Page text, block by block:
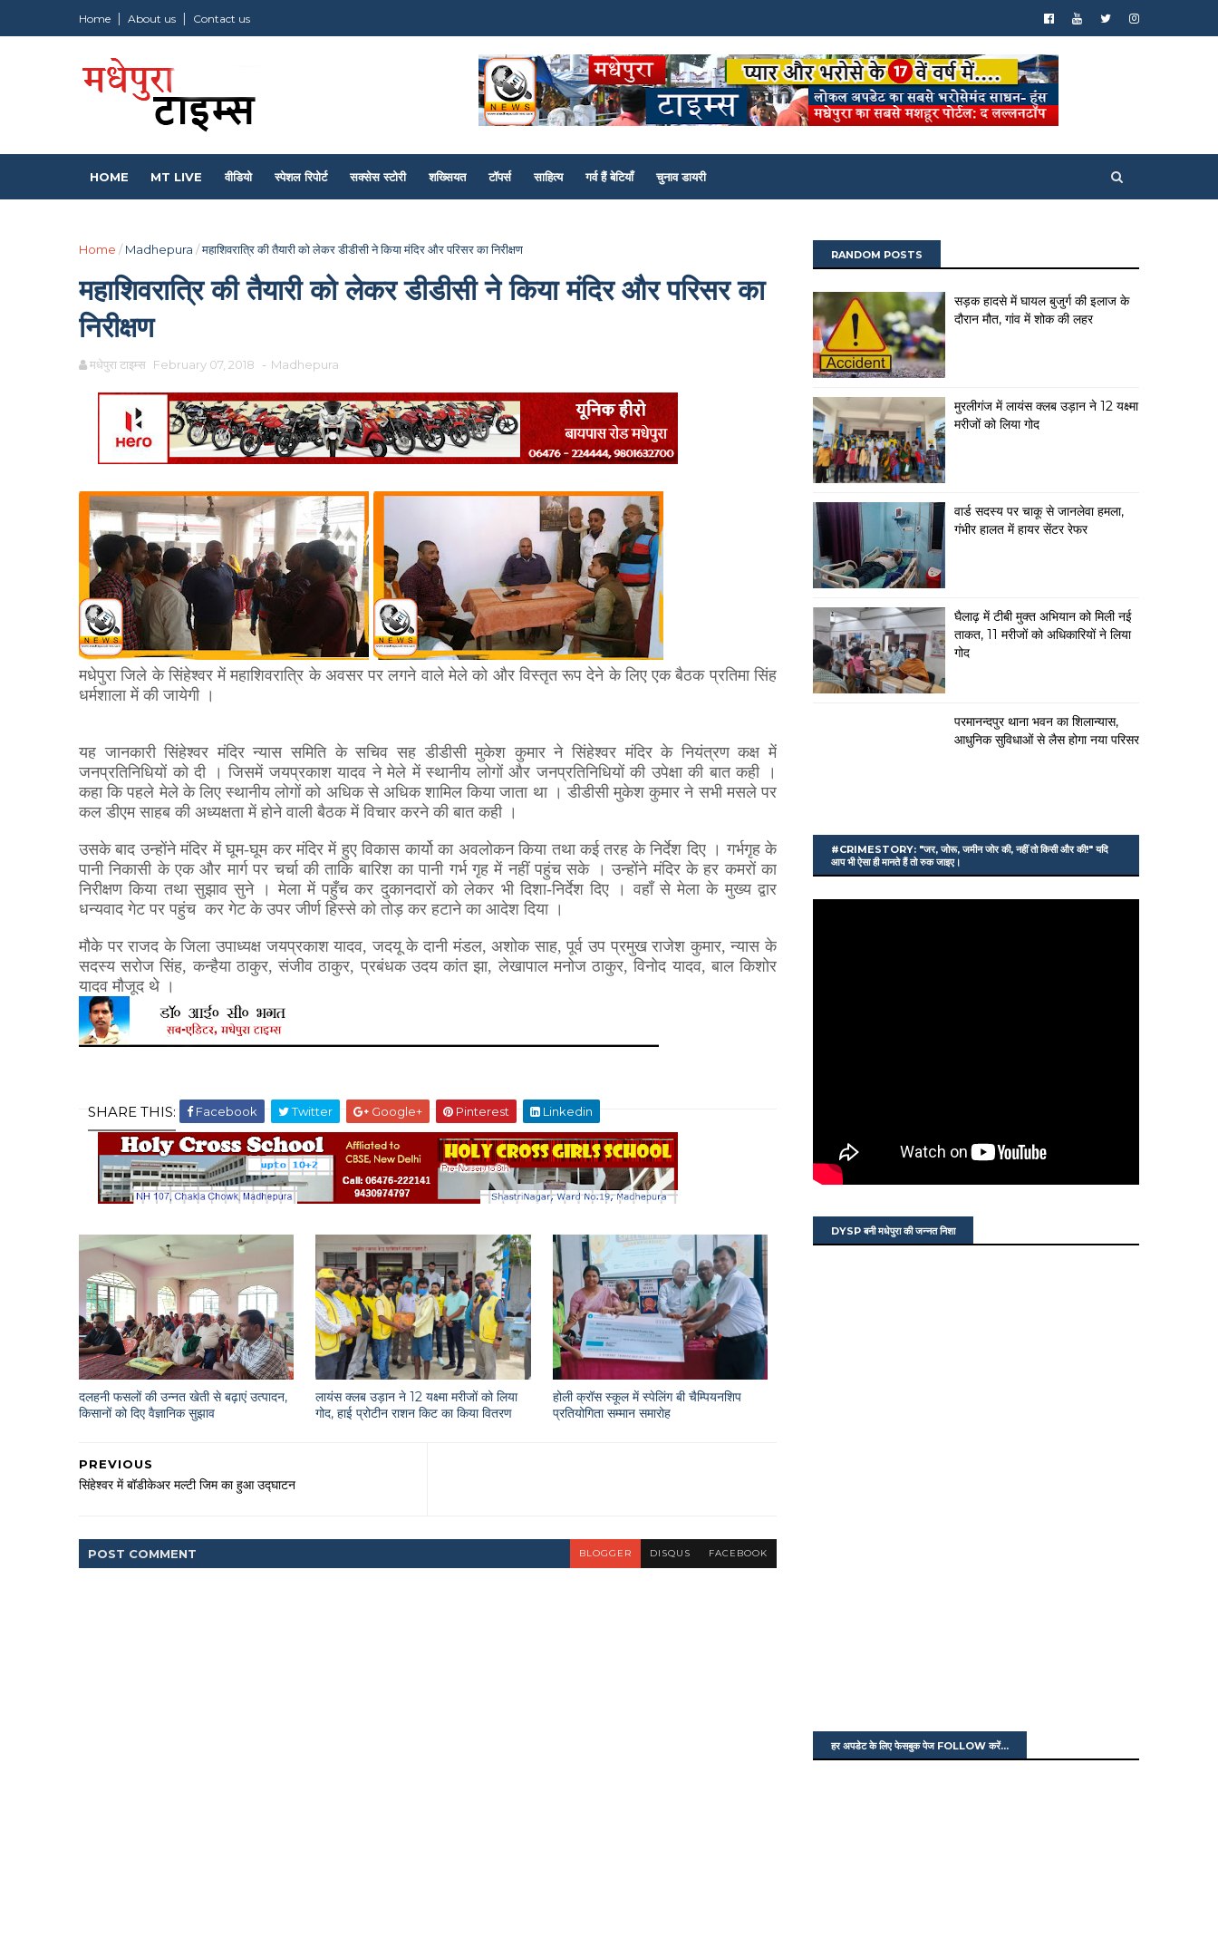
Home About us Contact us
HOME MT LIVE वीडियो स्पेशल रिपोर्ट सक्सेस स्टोरी शख्सियत टॉपर्स साहित्य गर्व हैं बेटियाँ चुनाव डायरी
Home / Madhepura /महाशिवरात्रि की तैयारी को लेकर डीडीसी ने किया मंदिर और परिसर का निरीक्षण
महाशिवरात्रि की तैयारी को लेकर डीडीसी ने किया मंदिर और परिसर का
निरीक्षण
मधेपुरा टाइम्स February 07, 2018 - Madhepura
मधेपुरा जिले के सिंहेश्वर में महाशिवरात्रि के अवसर पर लगने वाले मेले को और विस्तृत रूप देने के लिए एक बैठक प्रतिमा सिंह
धर्मशाला में की जायेगी ।
यह जानकारी सिंहेश्वर मंदिर न्यास समिति के सचिव सह डीडीसी मुकेश कुमार ने सिंहेश्वर मंदिर के नियंत्रण कक्ष में
जनप्रतिनिधियों को दी । जिसमें जयप्रकाश यादव ने मेले में स्थानीय लोगों और जनप्रतिनिधियों की उपेक्षा की बात कही ।
कहा कि पहले मेले के लिए स्थानीय लोगों को अधिक से अधिक शामिल किया जाता था । डीडीसी मुकेश कुमार ने सभी मसले पर
कल डीएम साहब की अध्यक्षता में होने वाली बैठक में विचार करने की बात कही ।
उसके बाद उन्होंने मंदिर में घूम-घूम कर मंदिर में हुए विकास कार्यो का अवलोकन किया तथा कई तरह के निर्देश दिए । गर्भगृह के
पानी निकासी के एक और मार्ग पर चर्चा की ताकि बारिश का पानी गर्भ गृह में नहीं पहुंच सके । उन्होंने मंदिर के हर कमरों का
निरीक्षण किया तथा सुझाव सुने । मेला में पहुँच कर दुकानदारों को लेकर भी दिशा-निर्देश दिए । वहाँ से मेला के मुख्य द्वार
धन्यवाद गेट पर पहुंच कर गेट के उपर जीर्ण हिस्से को तोड़ कर हटाने का आदेश दिया ।
मौके पर राजद के जिला उपाध्यक्ष जयप्रकाश यादव,जदयू के दानी मंडल,अशोक साह,पूर्व उप प्रमुख राजेश कुमार,न्यास के
सदस्य सरोज सिंह,कन्हैया ठाकुर,संजीव ठाकुर,प्रबंधक उदय कांत झा,लेखापाल मनोज ठाकुर,विनोद यादव,बाल किशोर
यादव मौजूद थे ।
SHARE THIS: Facebook Twitter Google+ Pinterest Linkedin
दलहनी फसलों की उन्नत खेती से बढ़ाएं उत्पादन,
किसानों को दिए वैज्ञानिक सुझाव
लायंस क्लब उड़ान ने 12 यक्ष्मा मरीजों को लिया
गोद, हाई प्रोटीन राशन किट का किया वितरण
होली क्रॉस स्कूल में स्पेलिंग बी चैम्पियनशिप
प्रतियोगिता सम्मान समारोह
PREVIOUS
सिंहेश्वर में बॉडीकेअर मल्टी जिम का हुआ उद्घाटन
POST COMMENT BLOGGER DISQUS FACEBOOK
RANDOM POSTS
सड़क हादसे में घायल बुजुर्ग की इलाज के
दौरान मौत, गांव में शोक की लहर
मुरलीगंज में लायंस क्लब उड़ान ने 12 यक्ष्मा
मरीजों को लिया गोद
वार्ड सदस्य पर चाकू से जानलेवा हमला,
गंभीर हालत में हायर सेंटर रेफर
घैलाढ़ में टीबी मुक्त अभियान को मिली नई
ताकत, 11 मरीजों को अधिकारियों ने लिया
गोद
परमानन्दपुर थाना भवन का शिलान्यास,
आधुनिक सुविधाओं से लैस होगा नया परिसर
#CRIMESTORY: "जर, जोरू, जमीन जोर की, नहीं तो किसी और की!" यदि
आप भी ऐसा ही मानते हैं तो रुक जाइए।
DYSP बनी मधेपुरा की जन्नत निशा
हर अपडेट के लिए फेसबुक पेज FOLLOW करें...